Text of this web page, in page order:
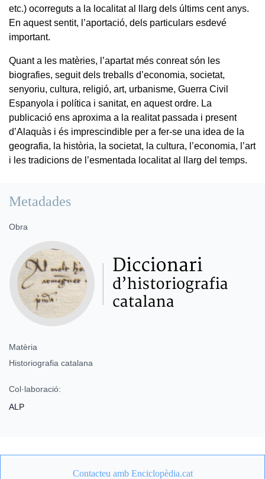
etc.) ocorreguts a la localitat al llarg dels últims cent anys.
En aquest sentit, l’aportació, dels particulars esdevé
important.
Quant a les matèries, l’apartat més conreat són les
biografies, seguit dels treballs d’economia, societat,
senyoriu, cultura, religió, art, urbanisme, Guerra Civil
Espanyola i política i sanitat, en aquest ordre. La
publicació ens aproxima a la realitat passada i present
d’Alaquàs i és imprescindible per a fer-se una idea de la
geografia, la història, la societat, la cultura, l’economia, l’art
i les tradicions de l’esmentada localitat al llarg del temps.
Metadades
Obra
Matèria
Historiografia catalana
Col·laboració:
ALP
Contacteu amb Enciclopèdia.cat